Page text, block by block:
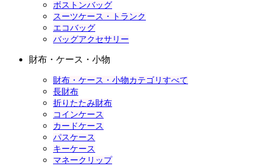
ボストンバッグ
スーツケース・トランク
エコバッグ
バッグアクセサリー
財布・ケース・小物
財布・ケース・小物カテゴリすべて
長財布
折りたたみ財布
コインケース
カードケース
パスケース
キーケース
マネークリップ